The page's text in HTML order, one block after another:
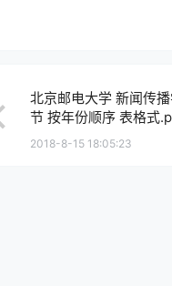
北京邮电大学 新闻传
节 按年份顺序 表格式
2018-8-15 18:05:23